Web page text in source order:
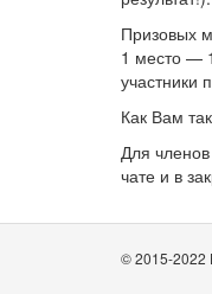
Призовых
1 место —
участники
Как Вам
Для
чате и в
© 2015-2022